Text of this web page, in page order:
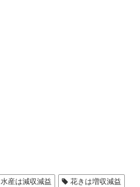
水産は減収減益
花きは増収減益